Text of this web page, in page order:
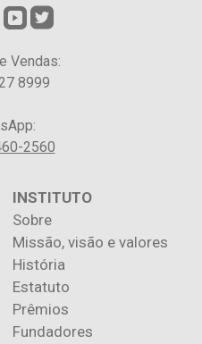
Vendas:
8999
2560
INSTITUTO
Sobre
Missão, visão e valores
História
Estatuto
Prêmios
Fundadores